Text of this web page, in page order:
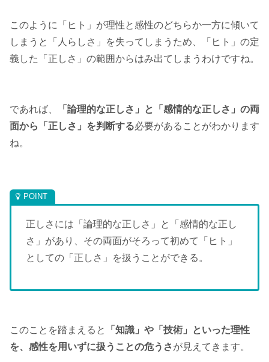
このように「ヒト」が理性と感性のどちらか一方に傾いて
しまうと「人らしさ」を失ってしまうため、「ヒト」の定
義した「正しさ」の範囲からはみ出てしまうわけですね。
であれば、
「論理的な正しさ」と「感情的な正しさ」の両
面から「正しさ」を判断する必要があることがわかります
ね。
正しさには「論理的な正しさ」と「感情的な正し
さ」があり、その両面がそろって初めて「ヒト」
としての「正しさ」を扱うことができる。
このことを踏まえると 「知識」や「技術」といった理性
を、感性を用いずに扱うことの危うさが見えてきます。